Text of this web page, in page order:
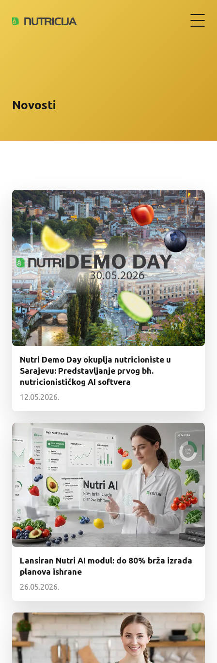
Novosti
Nutri Demo Day okuplja nutricioniste u
Sarajevu: Predstavljanje prvog bh.
nutricionističkog AI softvera
12.05.2026.
Lansiran Nutri AI modul: do 80% brža izrada
planova ishrane
26.05.2026.